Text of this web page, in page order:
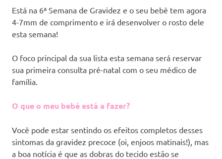
Está na 6ª Semana de Gravidez e o seu bebê tem agora
4-7mm de comprimento e irá desenvolver o rosto dele
esta semana!
O foco principal da sua lista esta semana será reservar
sua primeira consulta pré-natal com o seu médico de
família.
O que o meu bebé está a fazer?
Você pode estar sentindo os efeitos completos desses
sintomas da gravidez precoce (oi, enjoos matinais!), mas
a boa notícia é que as dobras do tecido estão se